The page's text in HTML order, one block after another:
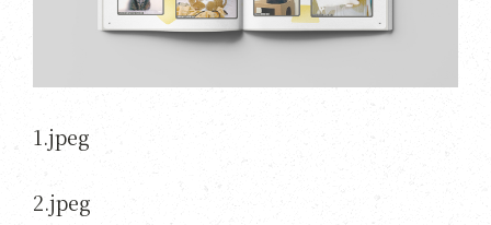
1.jpeg
2.jpeg